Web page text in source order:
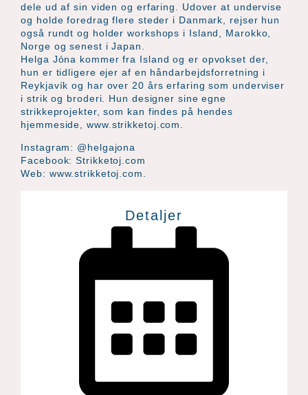
dele ud af sin viden og erfaring. Udover at undervise
og holde foredrag flere steder i Danmark, rejser hun
også rundt og holder workshops i Island, Marokko,
Norge og senest i Japan.
Helga Jóna kommer fra Island og er opvokset der,
hun er tidligere ejer af en håndarbejdsforretning i
Reykjavík og har over 20 års erfaring som underviser
i strik og broderi. Hun designer sine egne
strikkeprojekter, som kan findes på hendes
hjemmeside, www.strikketoj.com.
Instagram: @helgajona
Facebook: Strikketoj.com
Web: www.strikketoj.com.
Detaljer